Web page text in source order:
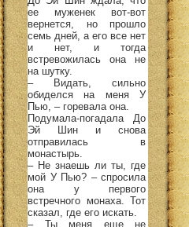
ее муженек вот-вот
вернется, но прошло
семь дней, а его все нет
и нет, и тогда
встревожилась она не
на шутку.
– Видать, сильно
обиделся на меня У
Пью, – горевала она.
Подумала-погадала До
Эй Шин и снова
отправилась в
монастырь.
– Не знаешь ли ты, где
мой У Пью? – спросила
она у первого
встречного монаха. Тот
сказал, где его искать.
– Ты меня еще не